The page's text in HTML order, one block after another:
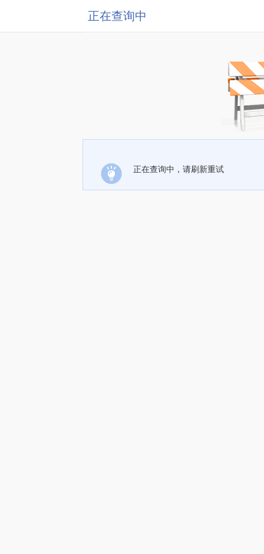
正在查询中
正在查询中，请刷新重试